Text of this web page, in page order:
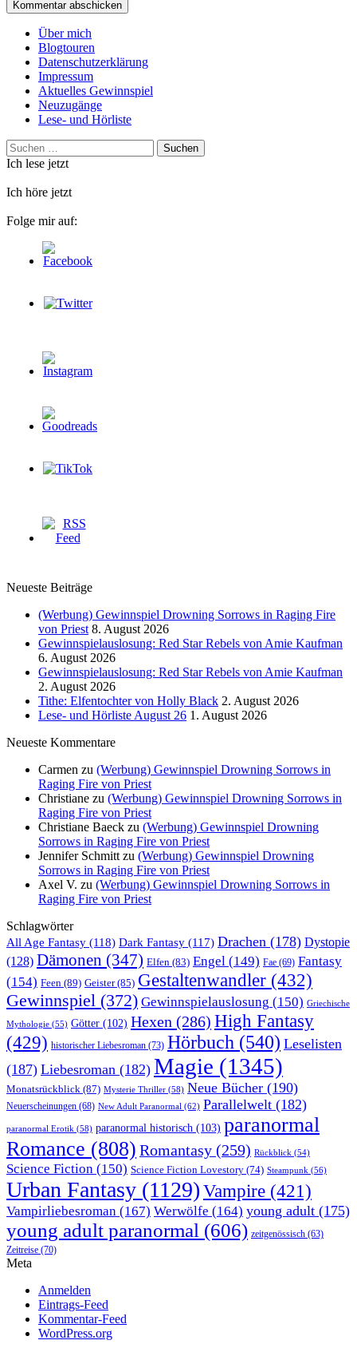
Über mich
Blogtouren
Datenschutzerklärung
Impressum
Aktuelles Gewinnspiel
Neuzugänge
Lese- und Hörliste
Suchen
nach:
Ich lese jetzt
Ich höre jetzt
Folge mir auf:
Neueste Beiträge
(Werbung) Gewinnspiel Drowning Sorrows in Raging Fire
von Priest 8. August 2026
Gewinnspielauslosung: Red Star Rebels von Amie Kaufman
6. August 2026
Gewinnspielauslosung: Red Star Rebels von Amie Kaufman
2. August 2026
Tithe: Elfentochter von Holly Black 2. August 2026
Lese- und Hörliste August 26 1. August 2026
Neueste Kommentare
Carmen zu (Werbung) Gewinnspiel Drowning Sorrows in
Raging Fire von Priest
Christiane zu (Werbung) Gewinnspiel Drowning Sorrows in
Raging Fire von Priest
Christiane Baeck zu (Werbung) Gewinnspiel Drowning
Sorrows in Raging Fire von Priest
Jennifer Schmitt zu (Werbung) Gewinnspiel Drowning
Sorrows in Raging Fire von Priest
Axel V. zu (Werbung) Gewinnspiel Drowning Sorrows in
Raging Fire von Priest
Schlagwörter
All Age Fantasy (118) Dark Fantasy (117) Drachen (178) Dystopie
(128) Dämonen (347) Elfen (83) Engel (149) Fae (69) Fantasy
(154) Feen (89) Geister(85) Gestaltenwandler (432)
Gewinnspiel (372) Gewinnspielauslosung (150) Griechische
Mythologie (55) Götter (102) Hexen (286) High Fantasy
(429) historischer Liebesroman (73) Hörbuch (540) Leselisten
(187) Liebesroman (182) Magie (1345)
Monatsrückblick (87) Mysterie Thriller (58) Neue Bücher (190)
Neuerscheinungen (68) New Adult Paranormal (62) Parallelwelt (182)
paranormal Erotik (58) paranormal historisch (103) paranormal
Romance (808) Romantasy (259) Rückblick (54)
Science Fiction (150) Science Fiction Lovestory (74) Steampunk (56)
Urban Fantasy (1129) Vampire (421)
Vampirliebesroman (167) Werwölfe (164) young adult (175)
young adult paranormal (606) zeitgenössisch (63)
Zeitreise (70)
Meta
Anmelden
Eintrags-Feed
Kommentar-Feed
WordPress.org